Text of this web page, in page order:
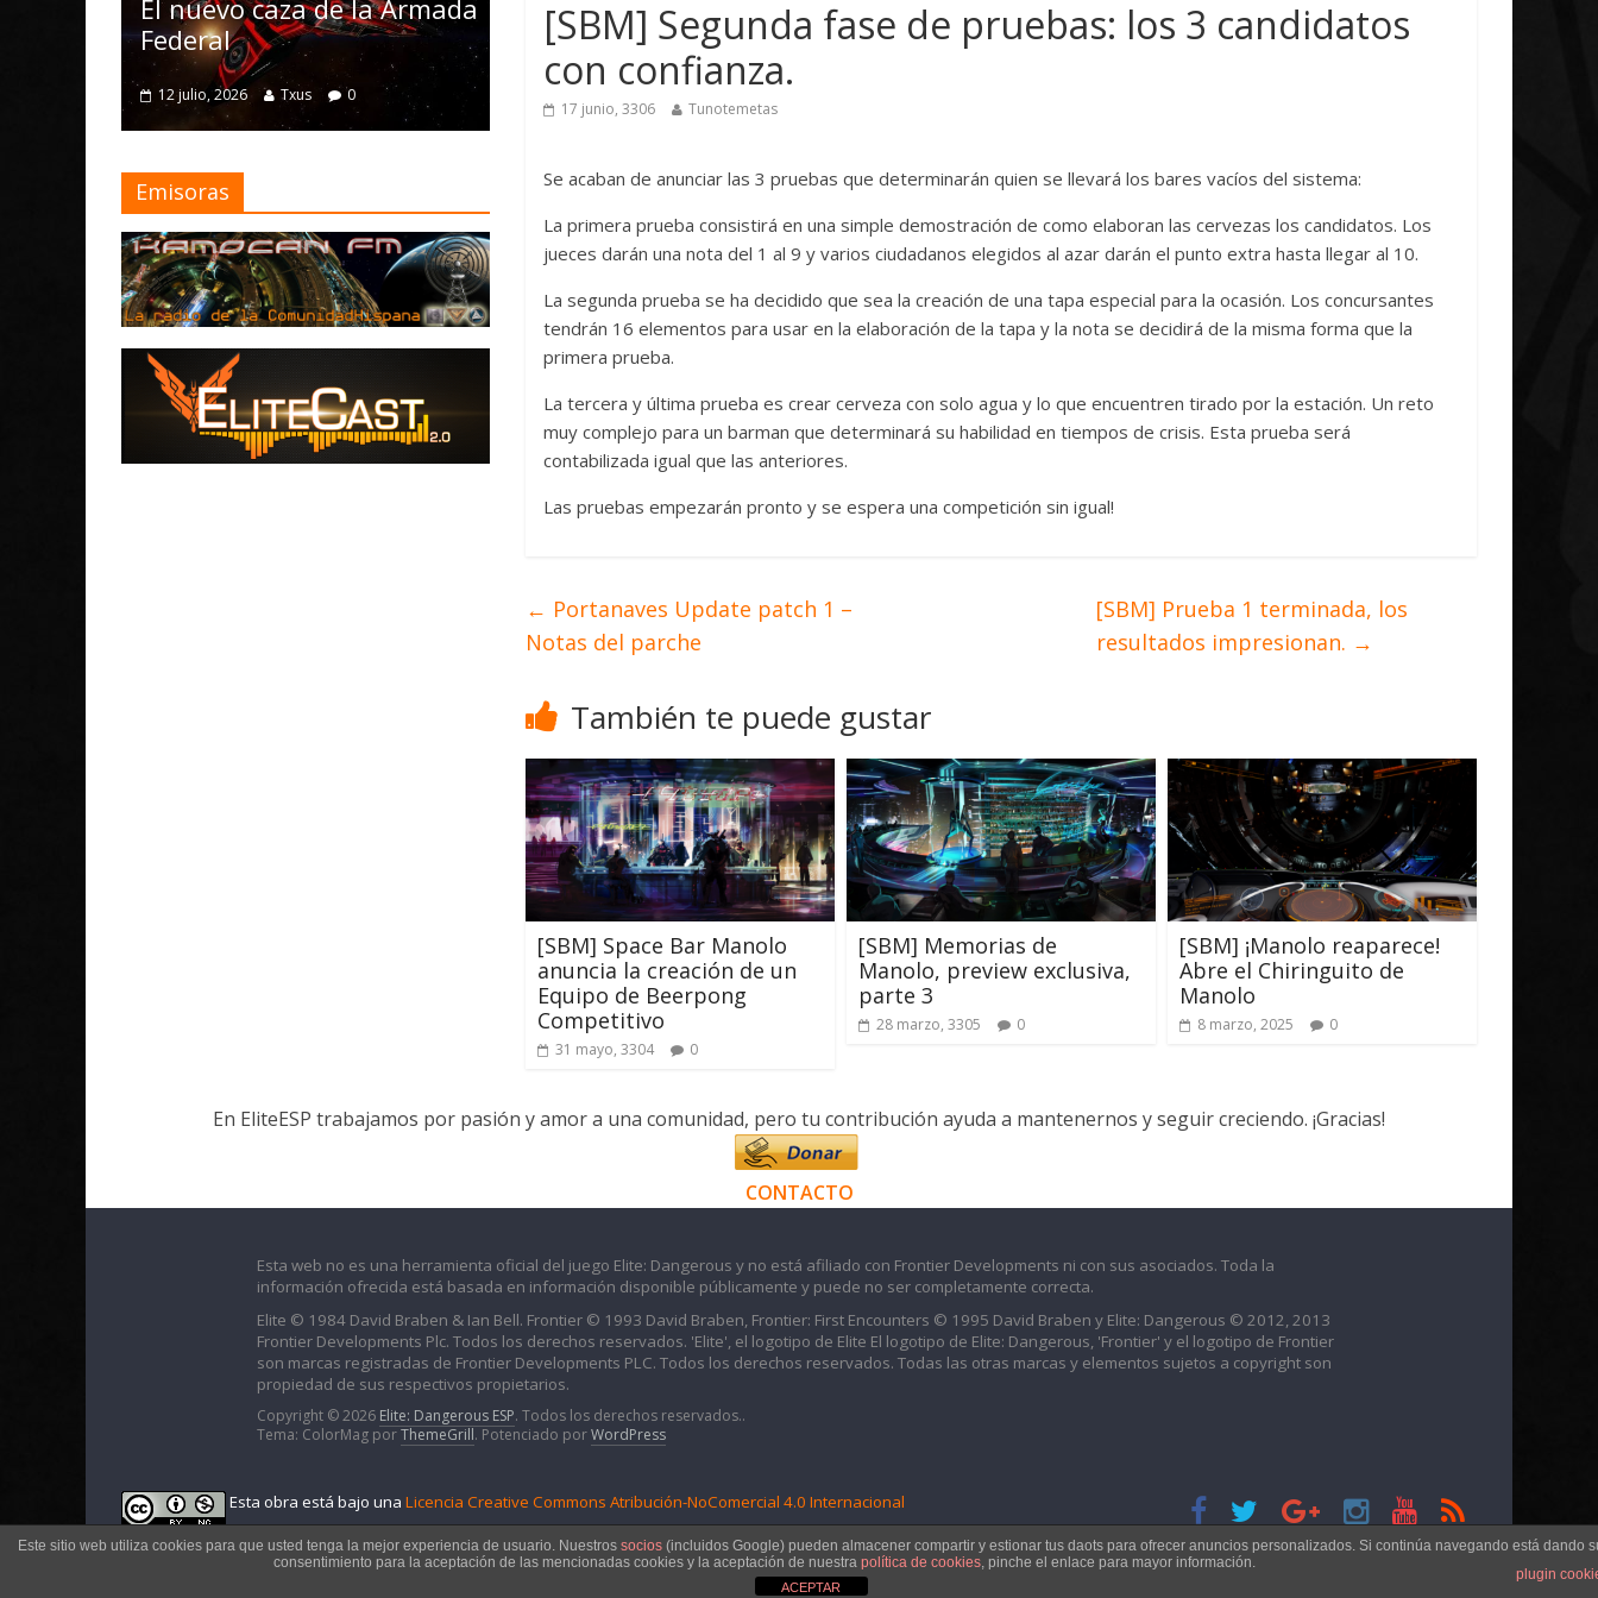
[SBM] Segunda fase de pruebas: los 3 candidatos
con confianza.
17 junio, 3306 Tunotemetas
Se acaban de anunciar las 3 pruebas que determinarán quien se llevará los bares vacíos del sistema:
La primera prueba consistirá en una simple demostración de como elaboran las cervezas los candidatos. Los
jueces darán una nota del 1 al 9 y varios ciudadanos elegidos al azar darán el punto extra hasta llegar al 10.
La segunda prueba se ha decidido que sea la creación de una tapa especial para la ocasión. Los concursantes
tendrán 16 elementos para usar en la elaboración de la tapa y la nota se decidirá de la misma forma que la
primera prueba.
La tercera y última prueba es crear cerveza con solo agua y lo que encuentren tirado por la estación. Un reto
muy complejo para un barman que determinará su habilidad en tiempos de crisis. Esta prueba será
contabilizada igual que las anteriores.
Las pruebas empezarán pronto y se espera una competición sin igual!
← Portanaves Update patch 1 –
Notas del parche
[SBM] Prueba 1 terminada, los
resultados impresionan. →
También te puede gustar
[SBM] Space Bar Manolo
anuncia la creación de un
Equipo de Beerpong
Competitivo
31 mayo, 3304 0
[SBM] Memorias de
Manolo, preview exclusiva,
parte 3
28 marzo, 3305 0
[SBM] ¡Manolo reaparece!
Abre el Chiringuito de
Manolo
8 marzo, 2025 0
caza de la Armada
0
mejoras
4 julio, 2026
Mayo de 2026
Initiative Concludes
Emisoras
En EliteESP trabajamos por pasión y amor a una comunidad, pero tu contribución ayuda a mantenernos y seguir creciendo. ¡Gracias!
CONTACTO
Esta web no es una herramienta oficial del juego Elite: Dangerous y no está afiliado con Frontier Developments ni con sus asociados. Toda la
información ofrecida está basada en información disponible públicamente y puede no ser completamente correcta.
Elite © 1984 David Braben & Ian Bell. Frontier © 1993 David Braben, Frontier: First Encounters © 1995 David Braben y Elite: Dangerous © 2012, 2013
Frontier Developments Plc. Todos los derechos reservados. 'Elite', el logotipo de Elite El logotipo de Elite: Dangerous, 'Frontier' y el logotipo de Frontier
son marcas registradas de Frontier Developments PLC. Todos los derechos reservados. Todas las otras marcas y elementos sujetos a copyright son
propiedad de sus respectivos propietarios.
Copyright © 2026 Elite: Dangerous ESP. Todos los derechos reservados..
Tema: ColorMag porThemeGrill. Potenciado porWordPress
Esta obra está bajo una Licencia Creative Commons Atribución-NoComercial 4.0 Internacional
Este sitio web utiliza cookies para que usted tenga la mejor experiencia de usuario. Nuestros socios (incluidos Google) pueden almacener compartir y estionar tus daots para ofrecer anuncios personalizados. Si continúa navegando está dando
consentimiento para la aceptación de las mencionadas cookies y la aceptación de nuestra política de cookies, pinche el enlace para mayor información.
plugin
ACEPTAR